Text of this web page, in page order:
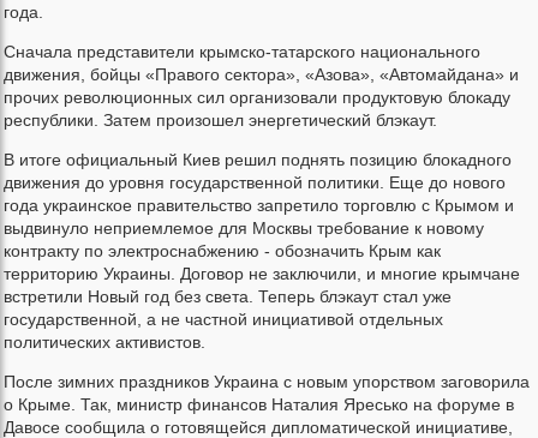
года.
Сначала представители крымско-татарского национального
движения, бойцы «Правого сектора», «Азова», «Автомайдана» и
прочих революционных сил организовали продуктовую блокаду
республики. Затем произошел энергетический блэкаут.
В итоге официальный Киев решил поднять позицию блокадного
движения до уровня государственной политики. Еще до нового
года украинское правительство запретило торговлю с Крымом и
выдвинуло неприемлемое для Москвы требование к новому
контракту по электроснабжению - обозначить Крым как
территорию Украины. Договор не заключили, и многие крымчане
встретили Новый год без света. Теперь блэкаут стал уже
государственной, а не частной инициативой отдельных
политических активистов.
После зимних праздников Украина с новым упорством заговорила
о Крыме. Так, министр финансов Наталия Яресько на форуме в
Давосе сообщила о готовящейся дипломатической инициативе,